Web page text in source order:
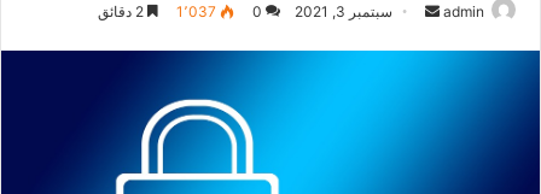
admin
أرسل سبتمبر 3, 2021 0 1٬037